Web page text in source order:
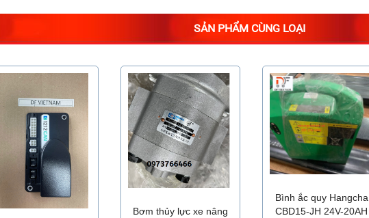
SẢN PHẨM CÙNG LOẠI
Bơm thủy lực xe nâng
Bình ắc quy Hangcha
CBD15-JH 24V-20AH